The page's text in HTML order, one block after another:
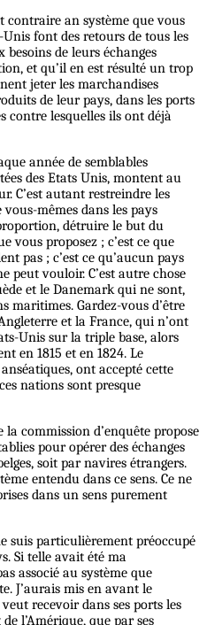
an système que vous
font des retours de tous les
de leurs échanges
et qu’il en est résulté un trop
jeter les marchandises
de leur pays, dans les ports
contre lesquelles ils ont déjà
année de semblables
des Etats Unis, montent au
C’est autant restreindre les
mêmes dans les pays
détruire le but du
vous proposez ; c’est ce que
pas ; c’est ce qu’aucun pays
peut vouloir. C’est autre chose
et le Danemark qui ne sont,
maritimes. Gardez-vous d’être
et la France, qui n’ont
Unis sur la triple base, alors
en 1815 et en 1824. Le
ont accepté cette
nations sont presque
commission d’enquête propose
pour opérer des échanges
soit par navires étrangers.
entendu dans ce sens. Ce ne
dans un sens purement
suis particulièrement préoccupé
Si telle avait été ma
associé au système que
J’aurais mis en avant le
recevoir dans ses ports les
l’Amérique, que par ses